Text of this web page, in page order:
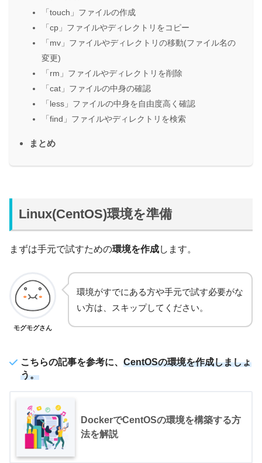
「touch」ファイルの作成
「cp」ファイルやディレクトリをコピー
「mv」ファイルやディレクトリの移動(ファイル名の
変更)
「rm」ファイルやディレクトリを削除
「cat」ファイルの中身の確認
「less」ファイルの中身を自由度高く確認
「find」ファイルやディレクトリを検索
まとめ
Linux(CentOS)環境を準備
まずは手元で試すための環境を作成します。
モグモグさん
環境がすでにある方や手元で試す必要がな
い方は、スキップしてください。
こちらの記事を参考に、CentOSの環境を作成しましょ
う。
DockerでCentOSの環境を構築する方
法を解説